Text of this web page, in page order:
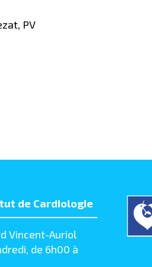
PV
de Cardiologie
Vincent-Auriol
de 6h00 à